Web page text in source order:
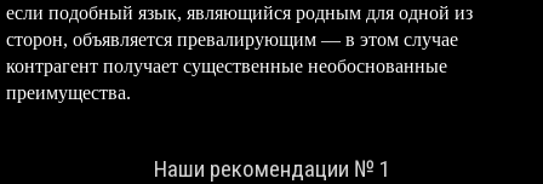
если подобный язык, являющийся родным для одной из
сторон, объявляется превалирующим — в этом случае
контрагент получает существенные необоснованные
преимущества.
Наши рекомендации № 1